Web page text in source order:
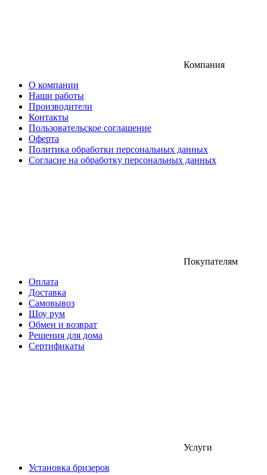
Компания
О компании
Наши работы
Производители
Контакты
Пользовательское соглашение
Оферта
Политика обработки персональных данных
Согласие на обработку персональных данных
Покупателям
Оплата
Доставка
Самовывоз
Шоу рум
Обмен и возврат
Решения для дома
Сертификаты
Услуги
Установка бризеров